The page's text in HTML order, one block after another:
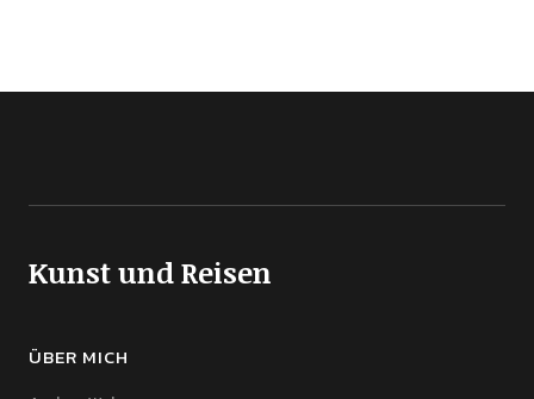
Kunst und Reisen
ÜBER MICH